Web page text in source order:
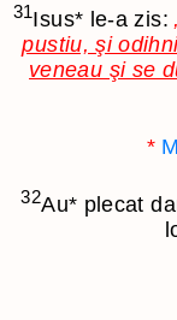
31Isus* le-a zis:
pustiu, şi
veneau şi se
*
32Au* plecat